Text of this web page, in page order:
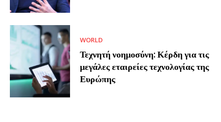
WORLD
Τεχνητή νοημοσύνη: Κέρδη για τις
μεγάλες εταιρείες τεχνολογίας της
Ευρώπης